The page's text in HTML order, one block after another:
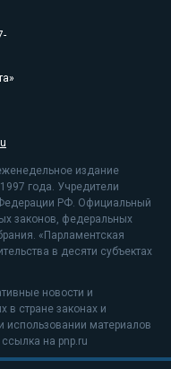
издание
года. Учредители
РФ. Официальный
законов, федеральных
«Парламентская
в десяти субъектах
новости и
стране законах и
использовании материалов
на pnp.ru